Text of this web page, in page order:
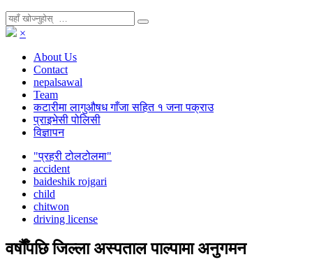
×
About Us
Contact
nepalsawal
Team
कटारीमा लागुऔषध गाँजा सहित १ जना पक्राउ
प्राइभेसी पोलिसी
विज्ञापन
"प्रहरी टोलटोलमा"
accident
baideshik rojgari
child
chitwon
driving license
वर्षाैँपछि जिल्ला अस्पताल पाल्पामा अनुगमन